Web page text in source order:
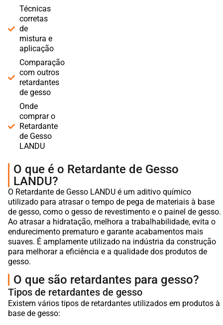
Técnicas
corretas
de
mistura e
aplicação
Comparação
com outros
retardantes
de gesso
Onde
comprar o
Retardante
de Gesso
LANDU
O que é o Retardante de Gesso
LANDU?
O Retardante de Gesso LANDU é um aditivo químico
utilizado para atrasar o tempo de pega de materiais à base
de gesso, como o gesso de revestimento e o painel de gesso.
Ao atrasar a hidratação, melhora a trabalhabilidade, evita o
endurecimento prematuro e garante acabamentos mais
suaves. É amplamente utilizado na indústria da construção
para melhorar a eficiência e a qualidade dos produtos de
gesso.
O que são retardantes para gesso?
Tipos de retardantes de gesso
Existem vários tipos de retardantes utilizados em produtos à
base de gesso: